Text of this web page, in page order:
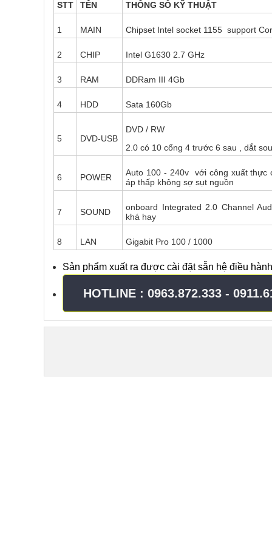
STT TÊN THÔNG SỐ KỸ THUẬT
1 MAIN Chipset Intel socket 1155 support
2 CHIP Intel G1630 2.7 GHz
3 RAM DDRam III 4Gb
4 HDD Sata 160Gb
5 DVD-USB
DVD / RW
2.0 có 10 cổng 4 trước 6 sau , dắt
6 POWER
Auto 100 - 240v với công xuất thực
áp thấp không sợ sụt nguồn
7 SOUND
onboard Integrated 2.0 Channel
khá hay
8 LAN Gigabit Pro 100 / 1000
Sản phẩm xuất ra được cài đặt sẵn hệ điều
HOTLINE : 0963.872.333 -